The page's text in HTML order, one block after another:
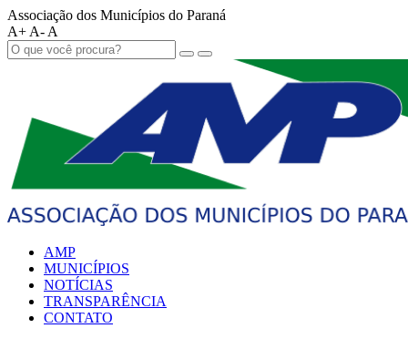
Associação dos Municípios do Paraná
A+ A- A
AMP
MUNICÍPIOS
NOTÍCIAS
TRANSPARÊNCIA
CONTATO